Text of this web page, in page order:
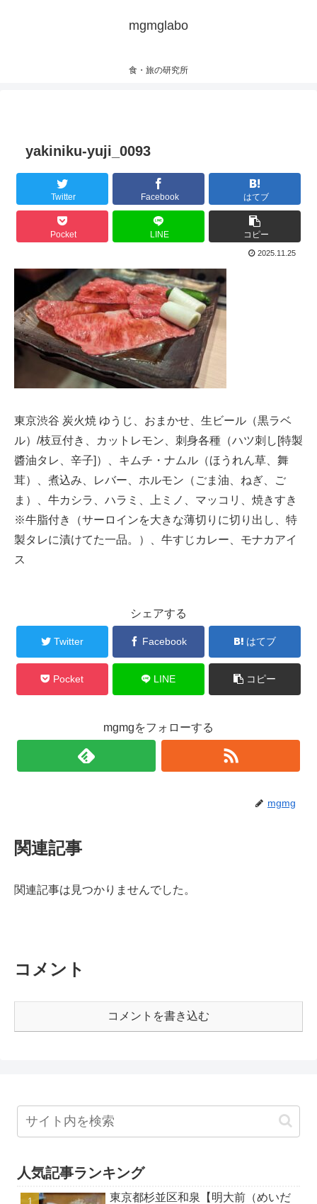
mgmglabo
食・旅の研究所
yakiniku-yuji_0093
Twitter Facebook はてブ
Pocket LINE コピー
2025.11.25
東京渋谷 炭火焼 ゆうじ、おまかせ、生ビール（黒ラベ
ル）/枝豆付き、カットレモン、刺身各種（ハツ刺し[特製
醬油タレ、辛子]）、キムチ・ナムル（ほうれん草、舞
茸）、煮込み、レバー、ホルモン（ごま油、ねぎ、ご
ま）、牛カシラ、ハラミ、上ミノ、マッコリ、焼きすき
※牛脂付き（サーロインを大きな薄切りに切り出し、特
製タレに漬けてた一品。）、牛すじカレー、モナカアイ
ス
シェアする
Twitter Facebook はてブ
Pocket LINE コピー
mgmgをフォローする
mgmg
関連記事
関連記事は見つかりませんでした。
コメント
コメントを書き込む
人気記事ランキング
東京都杉並区和泉【明大前（めいだ